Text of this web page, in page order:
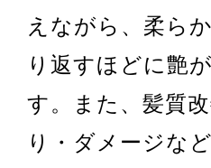
えながら、柔ら
り返すほどに艶
す。また、髪質
り・ダメージな